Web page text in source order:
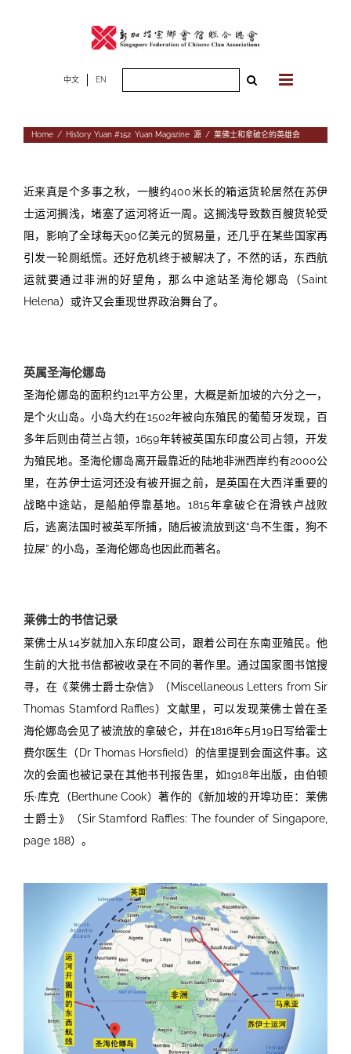
中文 EN
Home / History, Yuan #152, Yuan Magazine, 源 / 莱佛士和拿破仑的英雄会
近来真是个多事之秋，一艘约400米长的箱运货轮居然在苏伊
士运河搁浅，堵塞了运河将近一周。这搁浅导致数百艘货轮受
阻，影响了全球每天90亿美元的贸易量，还几乎在某些国家再
引发一轮厕纸慌。还好危机终于被解决了，不然的话，东西航
运就要通过非洲的好望角，那么中途站圣海伦娜岛（Saint
Helena）或许又会重现世界政治舞台了。
英属圣海伦娜岛
圣海伦娜岛的面积约121平方公里，大概是新加坡的六分之一，
是个火山岛。小岛大约在1502年被向东殖民的葡萄牙发现，百
多年后则由荷兰占领，1659年转被英国东印度公司 占领，开发
为殖民地。圣海伦娜岛离开最靠近的陆地非洲西岸约有2000公
里，在苏伊士运河还没有被开掘之前，是英国在大西洋重要的
战略中途站，是船舶停靠基地。1815年拿破仑在滑铁卢战败
后，逃离法国时被英军所捕，随后被流放到这“鸟不生蛋，狗不
拉屎” 的小岛，圣海伦娜岛也因此而著名。
莱佛士的书信记录
莱佛士从14岁就加入东印度公司，跟着公司在东南亚殖民。他
生前的大批书信都被收录在不同的著作里。通过国家图书馆搜
寻，在《莱佛士爵士杂信》（Miscellaneous Letters from Sir
Thomas Stamford Raffles）文献里，可以发现莱佛士曾在圣
海伦娜岛会见了被流放的拿破仑，并在1816年5月19日写给霍士
费尔医生（Dr Thomas Horsfield）的信里提到会面这件事。这
次的会面也被记录在其他书刊报告里，如1918年出版，由伯顿
乐·库克（Berthune Cook）著作的《新加坡的开埠功臣：莱佛
士爵士》（Sir Stamford Raffles: The founder of Singapore,
page 188）。